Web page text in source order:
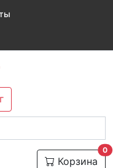
Корзина
0